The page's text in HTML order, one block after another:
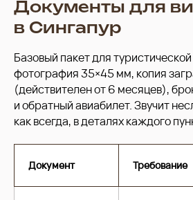
Документы для
в Сингапур
Базовый пакет для
фотография 35×45 мм, копия
(действителен от 6 месяцев),
и обратный авиабилет. Звучит
как всегда, в деталях каждого
Документ Требование